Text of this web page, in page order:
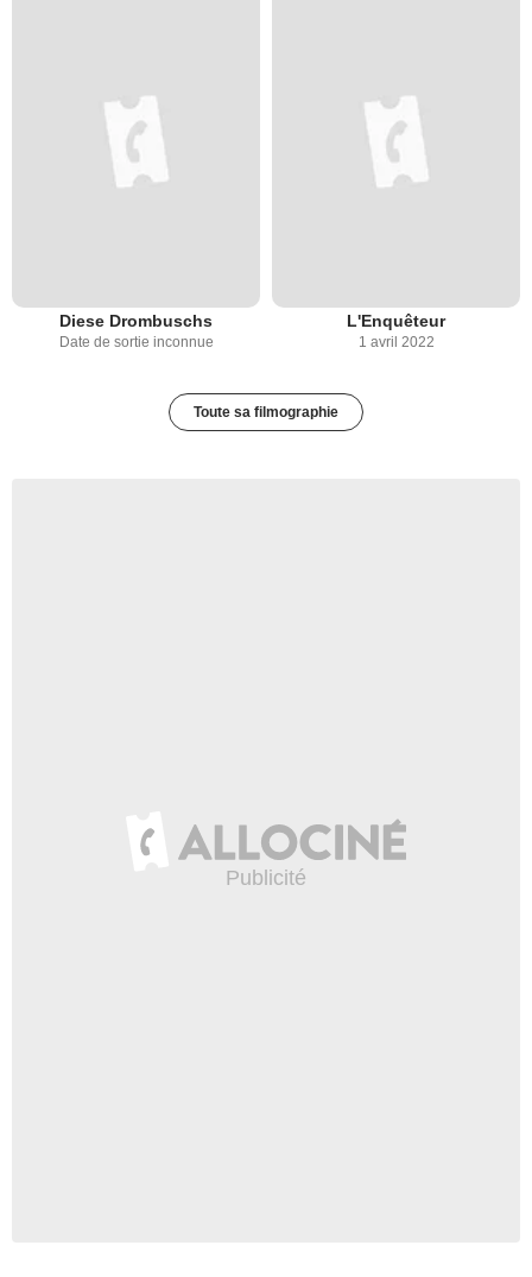
Diese Drombuschs
Date de sortie inconnue
L'Enquêteur
1 avril 2022
Toute sa filmographie